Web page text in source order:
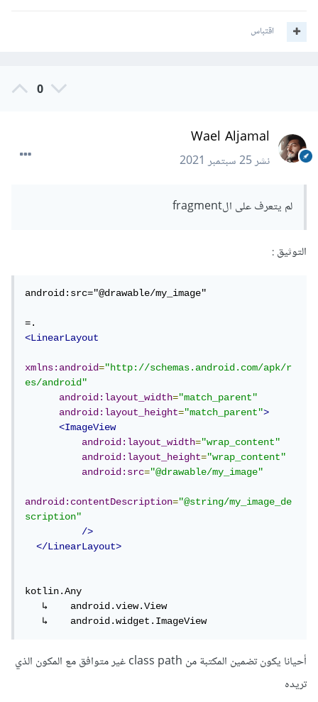
اقتباس
0
Wael Aljamal
نشر25 سبتمبر 2021
لم يتعرف على الfragment
التوثيق :
android:src="@drawable/my_image"
<LinearLayout
xmlns:android="http://schemas.android.com/apk/r
es/android"
android:layout_width="match_parent"
android:layout_height="match_parent">
<ImageView
android:layout_width="wrap_content"
android:layout_height="wrap_content"
android:src="@drawable/my_image"
android:contentDescription="@string/my_image_de
scription"
/>
</LinearLayout>
kotlin.Any
   ↳	android.view.View
   ↳	android.widget.ImageView
أحيانا يكون تضمين المكتبة من class path غير متوافق مع المكون الذي
تريده